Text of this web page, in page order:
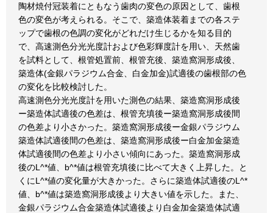
陶材焼付冠装着にともなう歯肉の変色の原因として、歯根
色の変色が考えられる。そこで、築造体装着までの各ステ
ップで歯根の色調の変化がどれだけ生じるかを知る目的
で、高速測色分光光度計および色彩輝度計を用い、天然歯
を試料として、根管処置前、根管充後、築造窩洞形成後、
築造体(金銀パラジウム合金、白金加金)試適後の歯根部の色
の変化を比較検討した。
高速測色分光光度計を用いた測色の結果、築造窩洞形成後
ー築造体試適後の色差は、根管充填後ー築造窩洞形成後間
の色差より小さかった。築造窩洞形成後ー金銀パラジウム
築造体試適後間の色差は、築造窩洞形成後ー白金加金築造
体試適後間の色差より小さい傾向にあった。築造窩洞形成
後のL^*値、b^*値は根管充填後に比べて大きく上昇した。と
くにL^*値の変化量が大きかった。さらに築造体試適後のL^*
値、b^*値は築造窩洞形成後より大きい値を示した。また、
金銀パラジウム合金築造体試適後より白金加金築造体試適